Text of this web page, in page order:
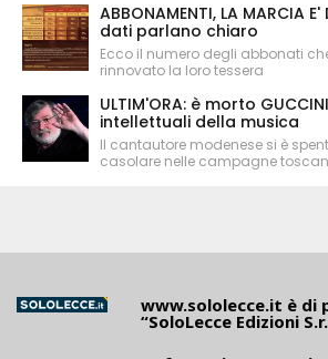
ABBONAMENTI, LA MARCIA
dati parlano chiaro
Ecco il numero degli abbonati
rinnovato la loro tessera
ULTIM'ORA: è morto
intellettuali della musica
Il cantautore modenese si è
casolare nelle campagne
www.sololecce.it è di
“SoloLecce Edizioni